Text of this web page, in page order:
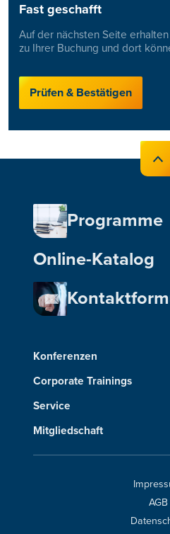
Fast geschafft
Auf der nächsten Seite
zu Ihrer Buchung und dort
Prüfen & Bestätigen
Programme
Online-Katalog
Konferenzen
Corporate Trainings
Service
Mitgliedschaft
AGB